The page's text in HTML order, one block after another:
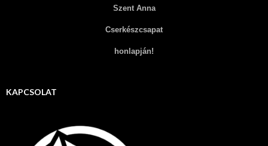
Szent Anna
Cserkészcsapat
honlapján!
KAPCSOLAT